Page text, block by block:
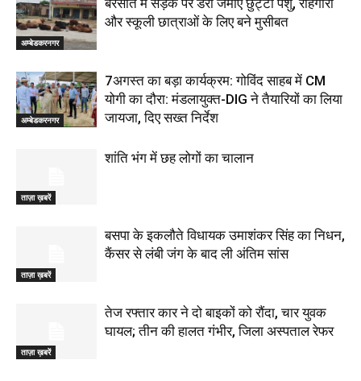
अम्बेडकरनगर
बरसात में सड़क पर डेरा जमाए छुट्टा पशु, राहगीरों
और स्कूली छात्राओं के लिए बने मुसीबत
अम्बेडकरनगर
7अगस्त का बड़ा कार्यक्रम: गोविंद साहब में CM
योगी का दौरा: मंडलायुक्त-DIG ने तैयारियों का लिया
जायजा, दिए सख्त निर्देश
ताज़ा ख़बरें
शांति भंग में छह लोगों का चालान
ताज़ा ख़बरें
बसपा के इकलौते विधायक उमाशंकर सिंह का निधन,
कैंसर से लंबी जंग के बाद ली अंतिम सांस
ताज़ा ख़बरें
तेज रफ्तार कार ने दो बाइकों को रौंदा, चार युवक
घायल; तीन की हालत गंभीर, जिला अस्पताल रेफर